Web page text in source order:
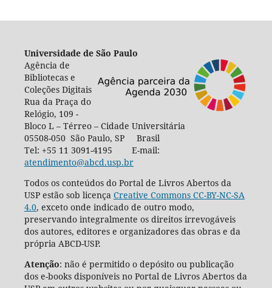
Universidade de São Paulo
Agência de
Bibliotecas e
Coleções Digitais
Rua da Praça do
Relógio, 109 -
Bloco L – Térreo – Cidade Universitária
05508-050 São Paulo, SP Brasil
Tel: +55 11 3091-4195 E-mail:
atendimento@abcd.usp.br
Todos os conteúdos do Portal de Livros Abertos da
USP estão sob licença Creative Commons CC-BY-NC-SA
4.0, exceto onde indicado de outro modo,
preservando integralmente os direitos irrevogáveis
dos autores, editores e organizadores das obras e da
própria ABCD-USP.
Atenção: não é permitido o depósito ou publicação
dos e-books disponíveis no Portal de Livros Abertos da